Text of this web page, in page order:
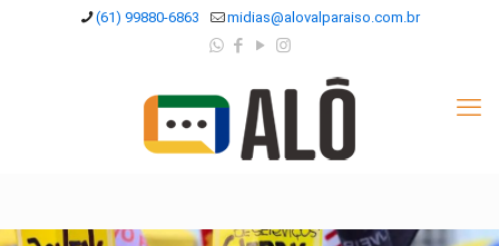
(61) 99880-6863 midias@alovalparaiso.com.br